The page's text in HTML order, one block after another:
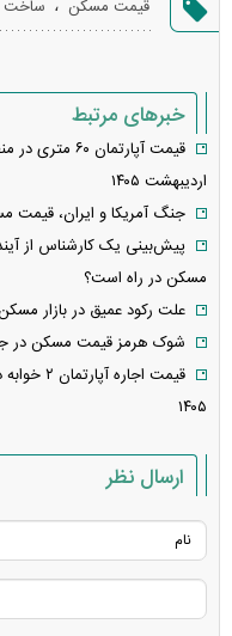
قیمت مسکن
خبرهای مرتبط
اردیبهشت ۱۴۰۵
جنگ آمریکا و ایران، قیمت
مسکن در راه است؟
علت رکود عمیق در بازار
شوک هرمز قیمت مسکن در
قیمت
۱۴۰۵
ارسال نظر